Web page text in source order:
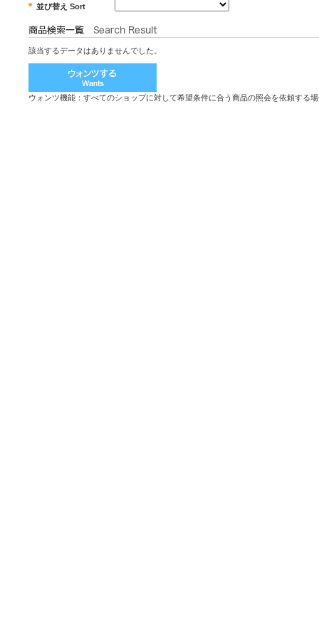
並び替え Sort
該当するデータはありませんでした。
ウォンツ機能：すべてのショップに対して希望条件に合う商品の照会を依頼する